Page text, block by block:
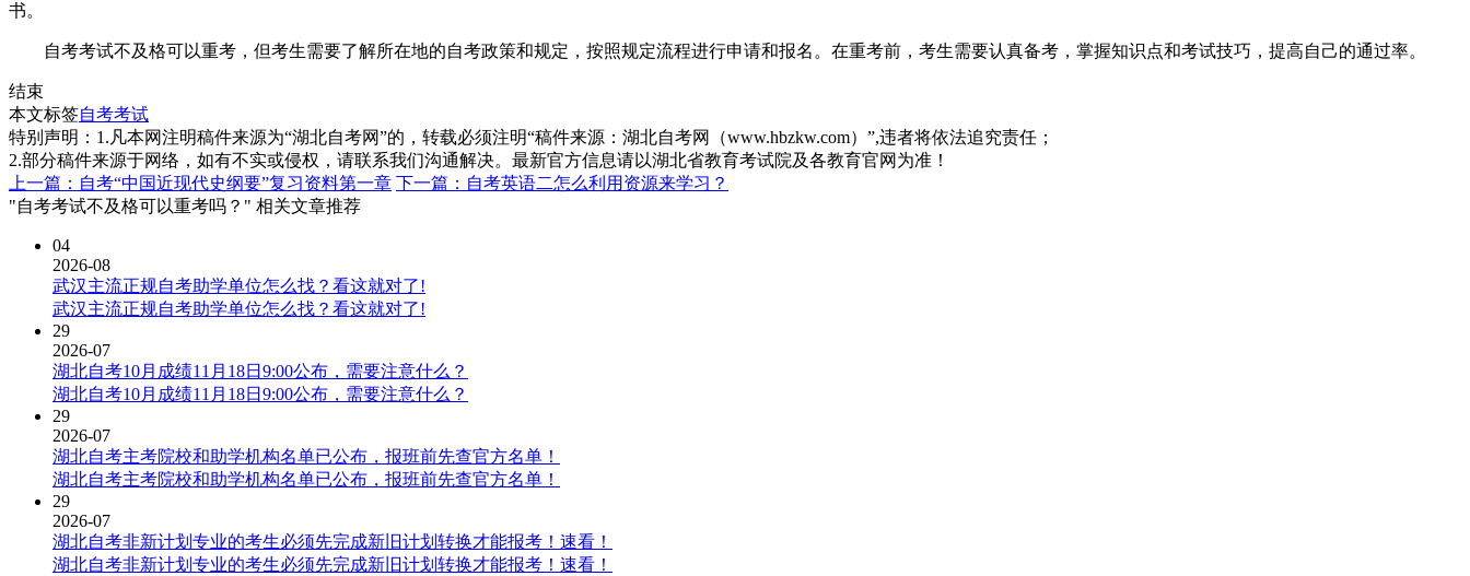
书。
自考考试不及格可以重考，但考生需要了解所在地的自考政策和规定，按照规定流程进行申请和报名。在重考前，考生需要认真备考，掌握知识点和考试技巧，提高自己的通过率。
结束
本文标签自考考试
特别声明：1.凡本网注明稿件来源为“湖北自考网”的，转载必须注明“稿件来源：湖北自考网（www.hbzkw.com）”,违者将依法追究责任；
2.部分稿件来源于网络，如有不实或侵权，请联系我们沟通解决。最新官方信息请以湖北省教育考试院及各教育官网为准！
上一篇：自考“中国近现代史纲要”复习资料第一章 下一篇：自考英语二怎么利用资源来学习？
"自考考试不及格可以重考吗？" 相关文章推荐
04
2026-08
武汉主流正规自考助学单位怎么找？看这就对了!
武汉主流正规自考助学单位怎么找？看这就对了!
29
2026-07
湖北自考10月成绩11月18日9:00公布，需要注意什么？
湖北自考10月成绩11月18日9:00公布，需要注意什么？
29
2026-07
湖北自考主考院校和助学机构名单已公布，报班前先查官方名单！
湖北自考主考院校和助学机构名单已公布，报班前先查官方名单！
29
2026-07
湖北自考非新计划专业的考生必须先完成新旧计划转换才能报考！速看！
湖北自考非新计划专业的考生必须先完成新旧计划转换才能报考！速看！